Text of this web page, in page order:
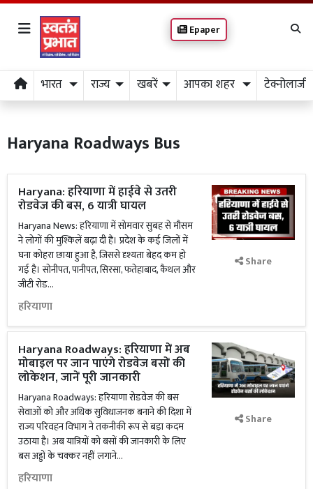
Epaper
भारत राज्य खबरें आपका शहर टेक्नोलाजी
Haryana Roadways Bus
Haryana: हरियाणा में हाईवे से उतरी
रोडवेज की बस, 6 यात्री घायल
Haryana News: हरियाणा में सोमवार सुबह से मौसम
ने लोगों की मुश्किलें बढ़ा दी हैं। प्रदेश के कई जिलों में
घना कोहरा छाया हुआ है, जिससे दृश्यता बेहद कम हो
गई है। सोनीपत, पानीपत, सिरसा, फतेहाबाद, कैथल और
जीटी रोड...
हरियाणा
Share
Haryana Roadways: हरियाणा में अब
मोबाइल पर जान पाएंगे रोडवेज बसों की
लोकेशन, जानें पूरी जानकारी
Haryana Roadways: हरियाणा रोडवेज की बस
सेवाओं को और अधिक सुविधाजनक बनाने की दिशा में
राज्य परिवहन विभाग ने तकनीकी रूप से बड़ा कदम
उठाया है। अब यात्रियों को बसों की जानकारी के लिए
बस अड्डों के चक्कर नहीं लगाने...
हरियाणा
Share